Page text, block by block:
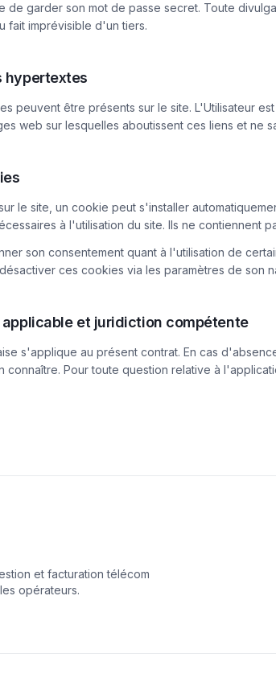
de garder son mot de passe secret. Toute
fait imprévisible d'un tiers.
hypertextes
peuvent être présents sur le site. L'Utilisateur
web sur lesquelles aboutissent ces liens et ne
le site, un cookie peut s'installer
à l'utilisation du site. Ils ne
son consentement quant à l'utilisation de
ces cookies via les paramètres de son
et juridiction compétente
s'applique au présent contrat. En cas
connaître. Pour toute question relative à
et facturation télécom
opérateurs.